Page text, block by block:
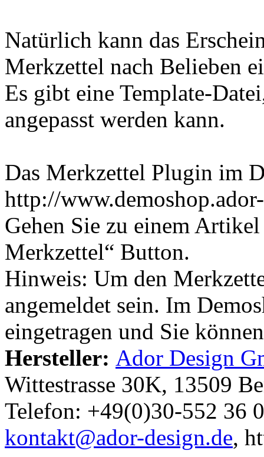
Natürlich kann das
Merkzettel nach Belieben
Es gibt eine Template-
angepasst werden kann.
Das Merkzettel Plugin im
http://
Gehen Sie zu einem
Merkzettel“ Button.
Hinweis: Um den
angemeldet sein. Im
eingetragen und Sie
Hersteller: Ador Design
Wittestrasse 30K, 13509
Telefon: +49(0)30-552 36
kontakt@ador-design.de,